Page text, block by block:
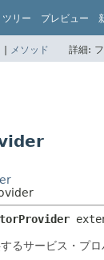
ツリー プレビュー
| メソッド 詳細:
るサービス・プロ